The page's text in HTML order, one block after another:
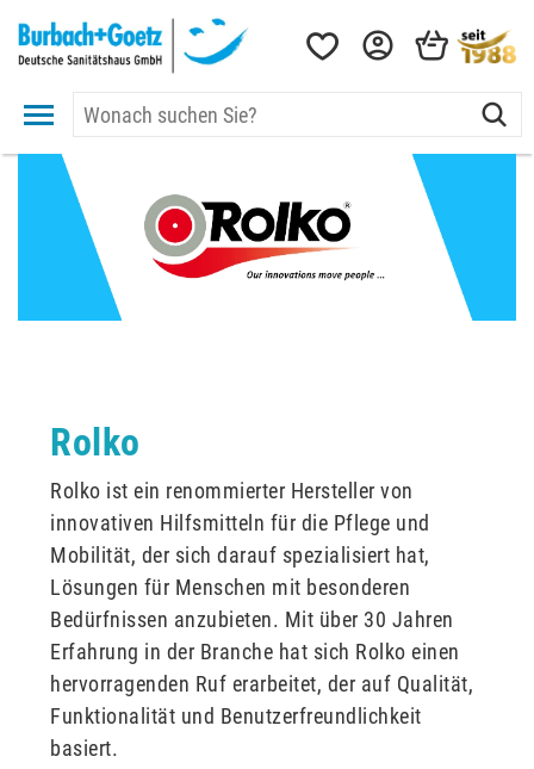
Rolko
Rolko ist ein renommierter Hersteller von
innovativen Hilfsmitteln für die Pflege und
Mobilität, der sich darauf spezialisiert hat,
Lösungen für Menschen mit besonderen
Bedürfnissen anzubieten. Mit über 30 Jahren
Erfahrung in der Branche hat sich Rolko einen
hervorragenden Ruf erarbeitet, der auf Qualität,
Funktionalität und Benutzerfreundlichkeit
basiert.